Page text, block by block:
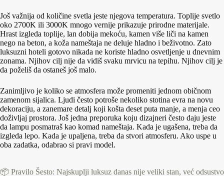
Još važnija od količine svetla jeste njegova temperatura. Toplije svetlo
oko 2700K ili 3000K mnogo vernije prikazuje prirodne materijale.
Hrast izgleda toplije, lan dobija mekoću, kamen više liči na kamen
nego na beton, a koža nameštaja ne deluje hladno i beživotno. Zato
luksuzni hoteli gotovo nikada ne koriste hladno osvetljenje u dnevnim
zonama. Njihov cilj nije da vidiš svaku mrvicu na tepihu. Njihov cilj je
da poželiš da ostaneš još malo.
Zanimljivo je koliko se atmosfera može promeniti jednom običnom
zamenom sijalica. Ljudi često potroše nekoliko stotina evra na novu
dekoraciju, a zanemare detalj koji košta deset puta manje, a menja ceo
doživljaj prostora. Još jedna preporuka koju dizajneri često daju jeste
da lampu posmatraš kao komad nameštaja. Kada je ugašena, treba da
izgleda lepo. Kada je upaljena, treba da stvori atmosferu. Ako uspe u
oba zadatka, odabrao si pravi model.
📦 Pravilo Šesto: Najskuplji luksuz danas nije veliki stan, već odsustvo